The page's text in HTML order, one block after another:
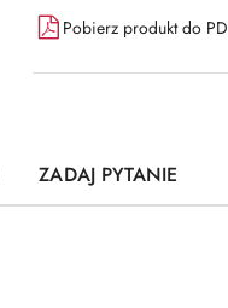
Pobierz produkt do
ZADAJ PYTANIE